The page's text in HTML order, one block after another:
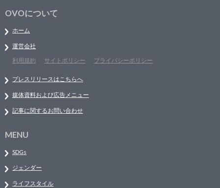
OVOについて
ホーム
運営会社
利用規約
サイトポリシー プライバシーポリシー
プレスリリースはこちらへ
媒体資料および広告メニュー
記事に関するお問い合わせ
MENU
SDGs
ジェンダー
ライフスタイル